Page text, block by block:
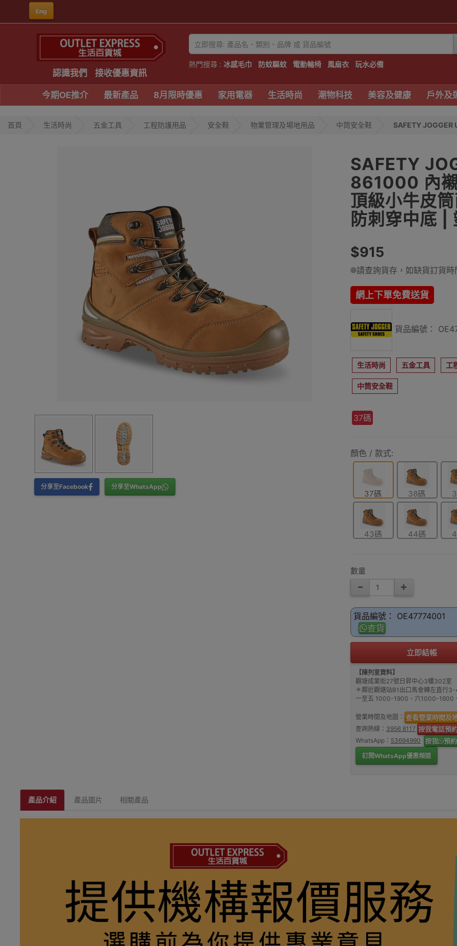
Eng
認識我們 接收優惠資訊
熱門搜尋 : 冰感毛巾 防蚊驅蚊 電動輪椅 風扇衣 玩水必備
今期OE推介 最新產品 8月限時優惠 家用電器 生活時尚 潮物科技 美容及健康 戶外及
首頁 生活時尚 五金工具 工程防護用品 安全鞋 物業管理及場地用品 中筒安全鞋 SAFETY JOGGER
分享至Facebook 分享至WhatsApp
SAFETY
861000 內
頂級小牛皮
防刺穿中底 |
$915
請查詢貨存，如缺貨訂貨
網上下單免費送貨
貨品編號：
生活時尚 五金工具 工
中筒安全鞋
37碼
顏色 / 款式:
37碼 38碼
43碼 44碼
數量
貨品編號： OE47774001
查貨
立即結帳
【陳列室資料】
觀塘成業街27號日昇中心3樓302室
＊鄰近觀塘站B1出口馬會轉左直行
一至五 1000-1900、六1000-1600
營業時間及地圖： 查看營業時間及
查詢熱線： 3956 8117 按我電話預
WhatsApp： 53694990 按我 預
訂閱WhatsApp優惠頻道
產品介紹 產品圖片 相關產品